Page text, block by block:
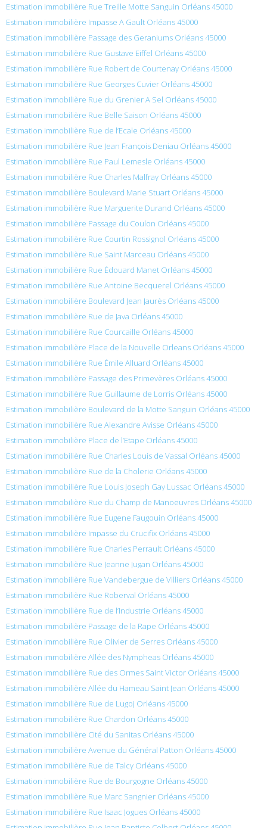
Estimation immobilière Rue Treille Motte Sanguin Orléans 45000
Estimation immobilière Impasse A Gault Orléans 45000
Estimation immobilière Passage des Geraniums Orléans 45000
Estimation immobilière Rue Gustave Eiffel Orléans 45000
Estimation immobilière Rue Robert de Courtenay Orléans 45000
Estimation immobilière Rue Georges Cuvier Orléans 45000
Estimation immobilière Rue du Grenier A Sel Orléans 45000
Estimation immobilière Rue Belle Saison Orléans 45000
Estimation immobilière Rue de l’Ecale Orléans 45000
Estimation immobilière Rue Jean François Deniau Orléans 45000
Estimation immobilière Rue Paul Lemesle Orléans 45000
Estimation immobilière Rue Charles Malfray Orléans 45000
Estimation immobilière Boulevard Marie Stuart Orléans 45000
Estimation immobilière Rue Marguerite Durand Orléans 45000
Estimation immobilière Passage du Coulon Orléans 45000
Estimation immobilière Rue Courtin Rossignol Orléans 45000
Estimation immobilière Rue Saint Marceau Orléans 45000
Estimation immobilière Rue Édouard Manet Orléans 45000
Estimation immobilière Rue Antoine Becquerel Orléans 45000
Estimation immobilière Boulevard Jean Jaurès Orléans 45000
Estimation immobilière Rue de Java Orléans 45000
Estimation immobilière Rue Courcaille Orléans 45000
Estimation immobilière Place de la Nouvelle Orleans Orléans 45000
Estimation immobilière Rue Émile Alluard Orléans 45000
Estimation immobilière Passage des Primevères Orléans 45000
Estimation immobilière Rue Guillaume de Lorris Orléans 45000
Estimation immobilière Boulevard de la Motte Sanguin Orléans 45000
Estimation immobilière Rue Alexandre Avisse Orléans 45000
Estimation immobilière Place de l’Etape Orléans 45000
Estimation immobilière Rue Charles Louis de Vassal Orléans 45000
Estimation immobilière Rue de la Cholerie Orléans 45000
Estimation immobilière Rue Louis Joseph Gay Lussac Orléans 45000
Estimation immobilière Rue du Champ de Manoeuvres Orléans 45000
Estimation immobilière Rue Eugene Faugouin Orléans 45000
Estimation immobilière Impasse du Crucifix Orléans 45000
Estimation immobilière Rue Charles Perrault Orléans 45000
Estimation immobilière Rue Jeanne Jugan Orléans 45000
Estimation immobilière Rue Vandebergue de Villiers Orléans 45000
Estimation immobilière Rue Roberval Orléans 45000
Estimation immobilière Rue de l’Industrie Orléans 45000
Estimation immobilière Passage de la Rape Orléans 45000
Estimation immobilière Rue Olivier de Serres Orléans 45000
Estimation immobilière Allée des Nympheas Orléans 45000
Estimation immobilière Rue des Ormes Saint Victor Orléans 45000
Estimation immobilière Allée du Hameau Saint Jean Orléans 45000
Estimation immobilière Rue de Lugoj Orléans 45000
Estimation immobilière Rue Chardon Orléans 45000
Estimation immobilière Cité du Sanitas Orléans 45000
Estimation immobilière Avenue du Général Patton Orléans 45000
Estimation immobilière Rue de Talcy Orléans 45000
Estimation immobilière Rue de Bourgogne Orléans 45000
Estimation immobilière Rue Marc Sangnier Orléans 45000
Estimation immobilière Rue Isaac Jogues Orléans 45000